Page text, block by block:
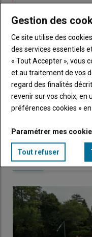
passe"
connecte"
Sous-
titre
Vous
TITRE
BodyChoisissez
compte pour
LES PLUS LUS
Gestion des
Ce site utilise des
des services essentiels
« Tout Accepter », vous
et au traitement de vos
regard des finalités
revenir sur vos choix, en
préférences cookies »
Paramétrer mes
Tout refuser